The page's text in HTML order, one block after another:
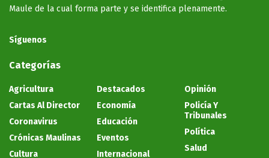
Maule de la cual forma parte y se identifica plenamente.
Síguenos
Categorías
Agricultura
Cartas Al Director
Coronavirus
Crónicas Maulinas
Cultura
Destacados
Economía
Educación
Eventos
Internacional
Opinión
Policía Y
Tribunales
Política
Salud